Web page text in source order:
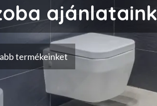
ajánlataink
termékeinket